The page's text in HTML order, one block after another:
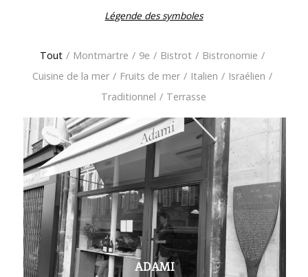
Légende des symboles
Tout / Montmartre / 9e / Bistrot / Bistronomie /
Cuisine de la mer / Fruits de mer / Italien / Israélien /
Traditionnel / Terrasse
ADAMI